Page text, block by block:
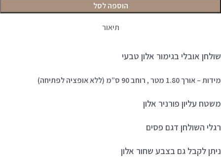
הוספה לסל
תיאור
שולחן אובלי בגימור אלון טבעי
מידות – אורך 1.80 מטר , רוחב 90 ס”מ (ללא אופציה לפתיחה)
משטח עליון פורניר אלון
רגלי השולחן דגם פסים
ניתן לקבל גם בצבע שחור אלון